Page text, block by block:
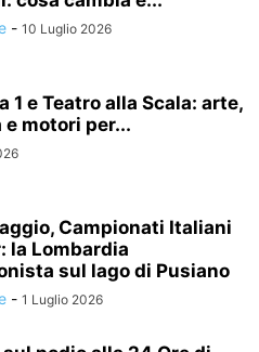
- 10 Luglio 2026
1 e Teatro alla Scala: arte,
motori per...
Campionati Italiani
la Lombardia
sul lago di Pusiano
- 1 Luglio 2026